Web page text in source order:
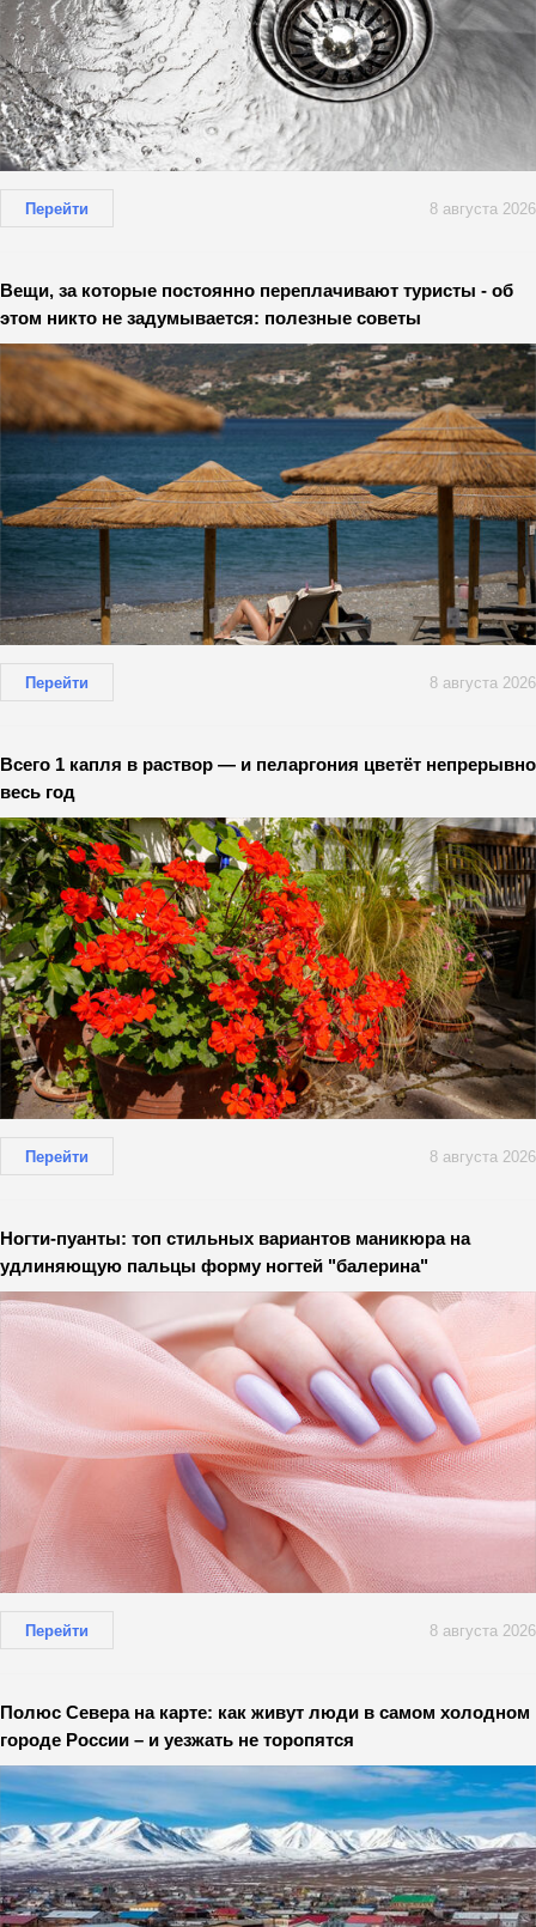
Перейти 8 августа 2026
Вещи, за которые постоянно переплачивают туристы - об
этом никто не задумывается: полезные советы
Перейти 8 августа 2026
Всего 1 капля в раствор — и пеларгония цветёт непрерывно
весь год
Перейти 8 августа 2026
Ногти-пуанты: топ стильных вариантов маникюра на
удлиняющую пальцы форму ногтей "балерина"
Перейти 8 августа 2026
Полюс Севера на карте: как живут люди в самом холодном
городе России – и уезжать не торопятся